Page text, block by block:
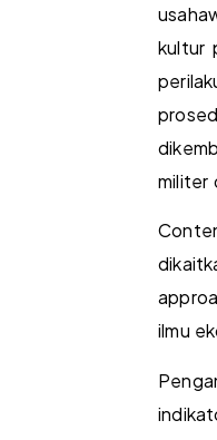
kultur
militer
ilmu